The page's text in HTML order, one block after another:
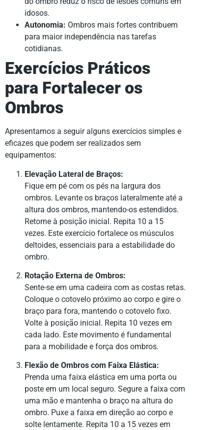
idosos.
Autonomia: Ombros mais fortes contribuem
para maior independência nas tarefas
cotidianas.
Exercícios Práticos
para Fortalecer os
Ombros
Apresentamos a seguir alguns exercícios simples e
eficazes que podem ser realizados sem
equipamentos:
Elevação Lateral de Braços:
Fique em pé com os pés na largura dos
ombros. Levante os braços lateralmente até a
altura dos ombros, mantendo-os estendidos.
Retorne à posição inicial. Repita 10 a 15
vezes. Este exercício fortalece os músculos
deltoides, essenciais para a estabilidade do
ombro.
Rotação Externa de Ombros:
Sente-se em uma cadeira com as costas retas.
Coloque o cotovelo próximo ao corpo e gire o
braço para fora, mantendo o cotovelo fixo.
Volte à posição inicial. Repita 10 vezes em
cada lado. Este movimento é fundamental
para a mobilidade e força dos ombros.
Flexão de Ombros com Faixa Elástica:
Prenda uma faixa elástica em uma porta ou
poste em um local seguro. Segure a faixa com
uma mão e mantenha o braço na altura do
ombro. Puxe a faixa em direção ao corpo e
solte lentamente. Repita 10 a 15 vezes em